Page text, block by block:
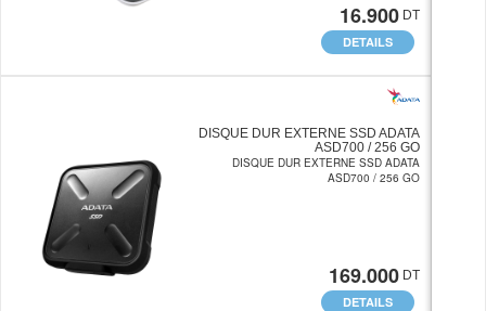
16.900 DT
DETAILS
DISQUE DUR EXTERNE SSD ADATA
ASD700 / 256 GO
DISQUE DUR EXTERNE SSD ADATA
ASD700 / 256 GO
169.000 DT
DETAILS